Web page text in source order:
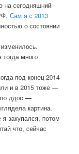
на сегодняшний
Сам я с 2013
о состоянии
много
под конец 2014
и в 2015 тоже —
ддос —
картина.
я закупался, потом
что, сейчас